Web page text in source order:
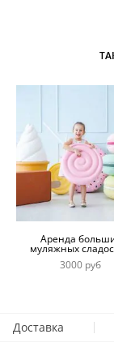
Аренда
муляжных
3000 руб
Доставка